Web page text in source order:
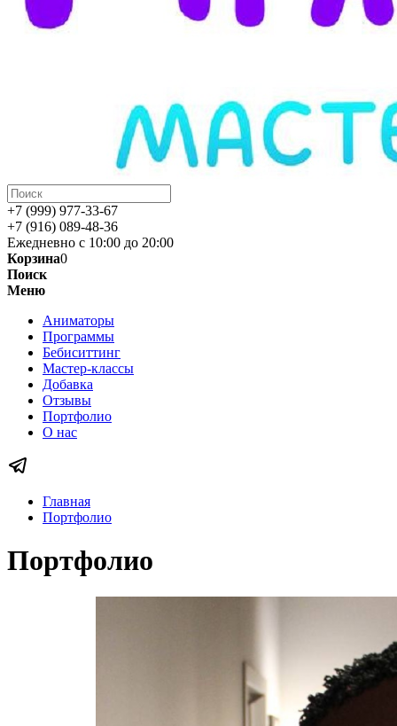
+7 (999) 977-33-67
+7 (916) 089-48-36
Ежедневно с 10:00 до 20:00
Корзина0
Поиск
Меню
Аниматоры
Программы
Бебиситтинг
Мастер-классы
Добавка
Отзывы
Портфолио
О нас
Главная
Портфолио
Портфолио